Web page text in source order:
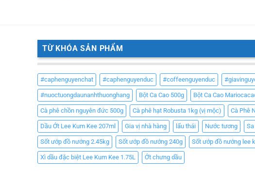
TỪ KHÓA SẢN PHẨM
#caphenguyenchat #caphenguyenduc #coffeenguyenduc
#nuoctuongdaunanhthuonghang Bột Ca Cao 500g Bột Ca Cao
Cà phê chồn nguyên đức 500g Cà phê hạt Robusta 1kg (vị mộc) Cà Phê
Dầu Ớt Lee Kum Kee 207ml Gia vị nhà hàng lẩu thái Nước tương
Sốt ướp đồ nướng 2.45kg Sốt ướp đồ nướng 240g Sốt ướp đồ nướng lee
Xì dầu đặc biệt Lee Kum Kee 1.75L Ớt chưng dầu